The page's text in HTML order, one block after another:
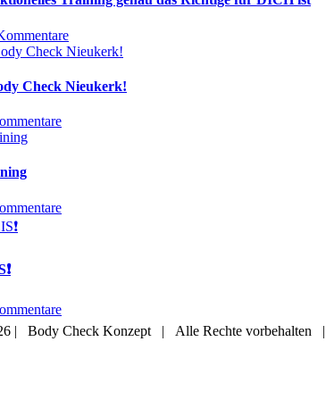
Check Nieukerk!
| Body Check Konzept | Alle Rechte vorbehalten |